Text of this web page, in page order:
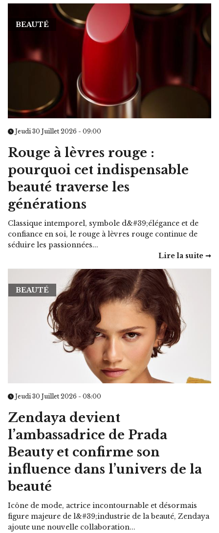
BEAUTÉ
Jeudi 30 Juillet 2026 - 09:00
Rouge à lèvres rouge :
pourquoi cet indispensable
beauté traverse les
générations
Classique intemporel, symbole d&#39;élégance et de
confiance en soi, le rouge à lèvres rouge continue de
séduire les passionnées...
Lire la suite ➞
BEAUTÉ
Jeudi 30 Juillet 2026 - 08:00
Zendaya devient
l’ambassadrice de Prada
Beauty et confirme son
influence dans l’univers de la
beauté
Icône de mode, actrice incontournable et désormais
figure majeure de l&#39;industrie de la beauté, Zendaya
ajoute une nouvelle collaboration...